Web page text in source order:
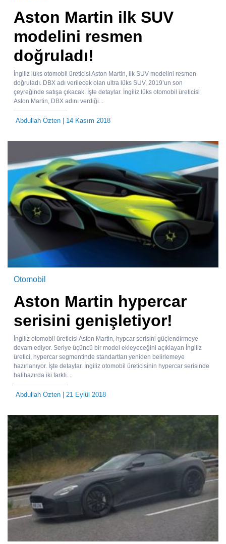
Aston Martin ilk SUV
modelini resmen
doğruladı!
İngiliz lüks otomobil üreticisi Aston Martin, ilk SUV modelini resmen
doğruladı. DBX adı verilecek olan ultra lüks SUV, 2019’un son
çeyreğinde satışa çıkacak. İşte detaylar. İngiliz lüks otomobil üreticisi
Aston Martin, DBX adını verdiği...
Abdullah Özten | 14 Kasım 2018
Otomobil
Aston Martin hypercar
serisini genişletiyor!
İngiliz otomobil üreticisi Aston Martin, hypcar serisini güçlendirmeye
devam ediyor. Seriye üçüncü bir model ekleyeceğini açıklayan İngiliz
üretici, hypercar segmentinde standartları yeniden belirlemeye
hazırlanıyor. İşte detaylar. İngiliz otomobil üreticisinin hypercar serisinde
halihazırda iki farklı...
Abdullah Özten | 21 Eylül 2018